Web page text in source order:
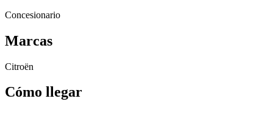
Concesionario
Marcas
Citroën
Cómo llegar